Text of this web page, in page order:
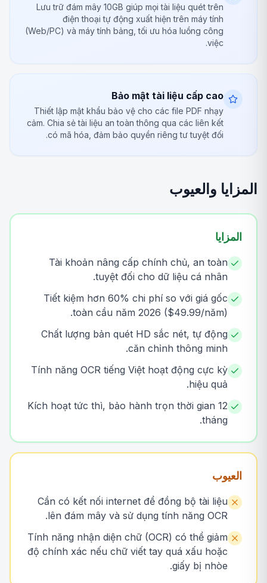
Lưu trữ đám mây 10GB giúp mọi tài liệu quét trên
điện thoại tự động xuất hiện trên máy tính
(Web/PC) và máy tính bảng, tối ưu hóa luồng công
việc.
Bảo mật tài liệu cấp cao
Thiết lập mật khẩu bảo vệ cho các file PDF nhạy
cảm. Chia sẻ tài liệu an toàn thông qua các liên kết
có mã hóa, đảm bảo quyền riêng tư tuyệt đối.
المزايا والعيوب
المزايا
Tài khoản nâng cấp chính chủ, an toàn
tuyệt đối cho dữ liệu cá nhân.
Tiết kiệm hơn 60% chi phí so với giá gốc
toàn cầu năm 2026 ($49.99/năm).
Chất lượng bản quét HD sắc nét, tự động
căn chỉnh thông minh.
Tính năng OCR tiếng Việt hoạt động cực kỳ
hiệu quả.
Kích hoạt tức thì, bảo hành trọn thời gian 12
tháng.
العيوب
Cần có kết nối internet để đồng bộ tài liệu
lên đám mây và sử dụng tính năng OCR.
Tính năng nhận diện chữ (OCR) có thể giảm
độ chính xác nếu chữ viết tay quá xấu hoặc
giấy bị nhòe.